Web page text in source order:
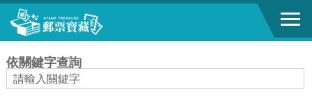
跳到主要內容區塊
依關鍵字查詢